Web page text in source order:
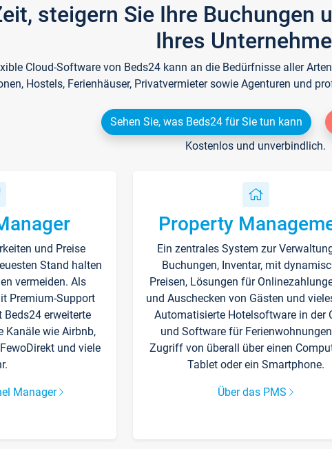
steigern Sie Ihre Buchungen
Ihres
Cloud-Software von Beds24 kann an die Bedürfnisse aller
Hostels, Ferienhäuser, Privatvermieter sowie Agenturen und
Sehen Sie, was Beds24 für Sie tun kann
Kostenlos und unverbindlich.
und Preise
Stand halten
vermeiden. Als
Premium-Support
Beds24 erweiterte
Kanäle wie Airbnb,
und viele
Manager
Property
Ein zentrales System zur
Buchungen, Inventar, mit
Preisen, Lösungen für
und Auschecken von Gästen und
Automatisierte Hotelsoftware in der
und Software für
Zugriff von überall über einen
Tablet oder ein Smartphone.
Über das PMS